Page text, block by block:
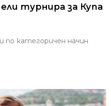
турнира за Купа
категоричен начин